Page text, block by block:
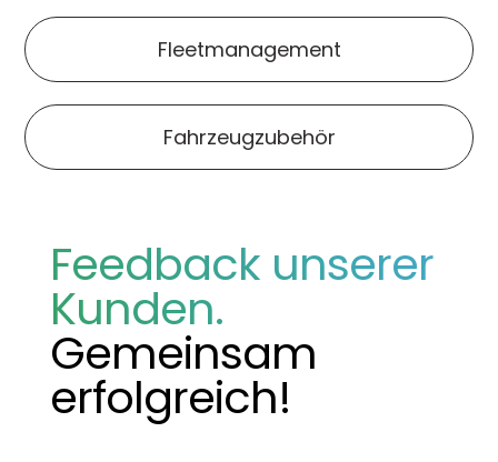
Fleetmanagement
Fahrzeugzubehör
Feedback unserer
Kunden.
Gemeinsam
erfolgreich!